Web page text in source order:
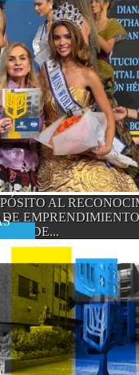
AL
DE...